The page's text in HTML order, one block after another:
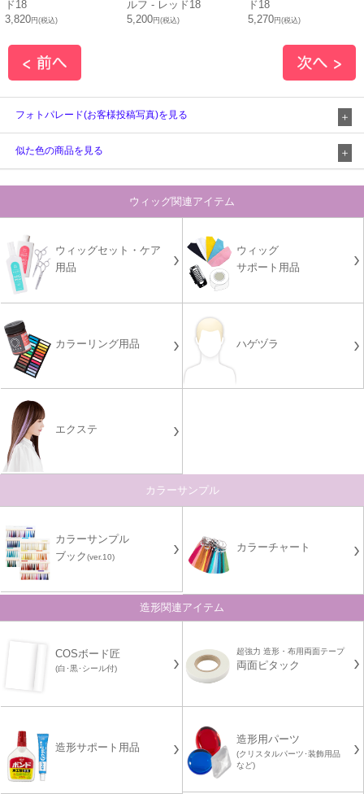
ド18
3,820円(税込)
ルフ - レッド18
5,200円(税込)
ド18
5,270円(税込)
フォトパレード(お客様投稿写真)を見る
似た色の商品を見る
ウィッグ関連アイテム
ウィッグセット・ケア
用品
ウィッグ
サポート用品
カラーリング用品 ハゲヅラ
エクステ
カラーサンプル
カラーサンプル
ブック(ver.10)
カラーチャート
造形関連アイテム
COSボード匠
(白･黒･シール付)
超強力 造形・布用両面テープ
両面ピタック
造形サポート用品
造形用パーツ
(クリスタルパーツ･装飾用品
など)